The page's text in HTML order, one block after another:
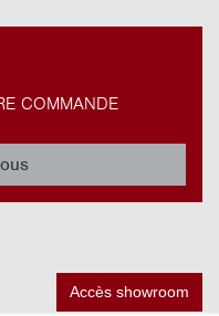
COMMANDE
Accès showroom